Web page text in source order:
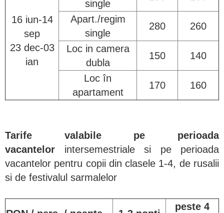
16 iun-14
sep
23 dec-03
ian
single
Apart./regim
single
280 260
Loc in camera
dubla
150 140
Loc în
apartament
170 160
Tarife valabile pe perioada
vacantelor intersemestriale si pe perioada
vacantelor pentru copii din clasele 1-4, de rusalii
si de festivalul sarmalelor
peste 4